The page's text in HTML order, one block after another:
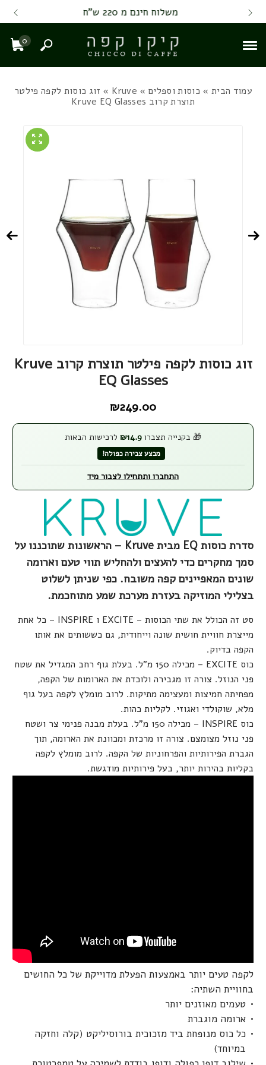
Skip to Content
Contact Us משלוח חינם מ 220 ש"ח
0
חיפוש
עמוד הבית » כוסות וספלים»
Kruve » זוג כוסות לקפה פילטר
תוצרת קרוב Kruve EQ Glasses
זוג כוסות לקפה פילטר תוצרת קרוב Kruve
EQ Glasses
₪249.00
🎁 בקנייה תצברו ₪14.9 לרכישות הבאות
מבצע צבירה כפולה!
התחברו ותתחילו לצבור מיד
סדרת כוסות EQ מבית Kruve – הראשונות שתוכננו על
סמך מחקרים כדי להעצים ולהחליש תווי טעם וארומה
שונים המאפיינים קפה משובח. כפי שניתן לשלוט
בצלילי המוזיקה בעזרת מערכת שמע מתוחכמת.
סט זה הכולל את שתי הכוסות – EXCITE ו INSPIRE – כל אחת
מייצרת חוויית חושית שונה וייחודית, גם כששותים את אותו
הקפה בדיוק.
כוס EXCITE – מכילה 150 מ"ל. בעלת גוף רחב המגדיל את שטח
פני הנוזל. צורה זו מגבירה ולוכדת את הארומות של הקפה,
מפחיתה חמיצות ומעצימה מתיקות. לרוב מומלץ לקפה בעל גוף
מלא, שוקולדי ואגוזי. לקליות כהות.
כוס INSPIRE – מכילה 150 מ"ל. בעלת מבנה פנימי צר ושטח
פני נוזל מצומצם. צורה זו מרכזת ומכוונת את הארומה, תוך
הגברת הפירותיות והפרחוניות של הקפה. לרוב מומלץ לקפה
בקליות בהירות יותר, בעל פירותיות מודגשת.
לקפה טעים יותר באמצעות הפעלת מדוייקת של כל החושים
בחוויית השתיה:
טעמים מאוזנים יותר
ארומה מוגברת
כל כוס מנופחת ביד מזכוכית בורוסיליקט (קלה וחזקה
במיוחד)
Back top top